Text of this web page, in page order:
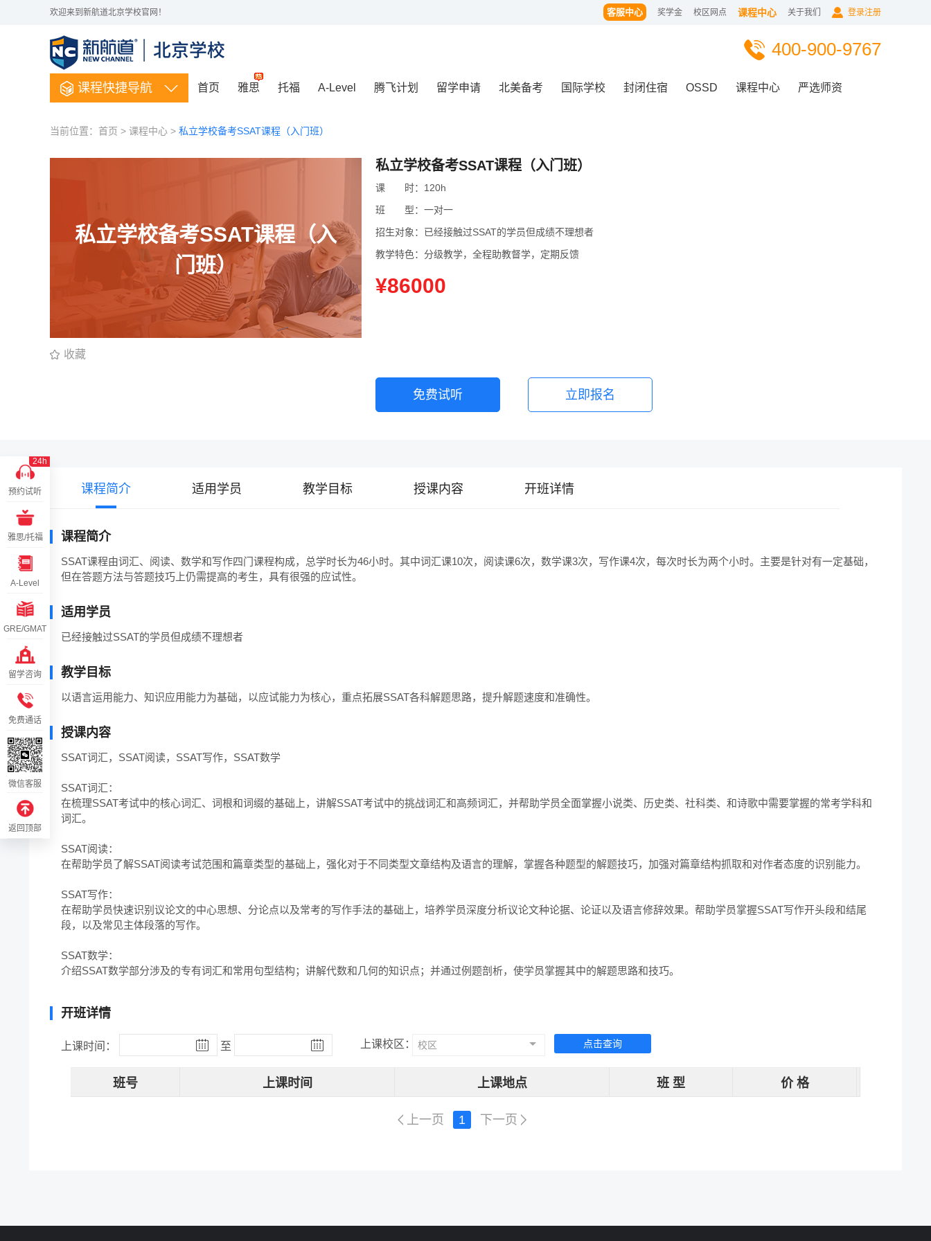
欢迎来到新航道北京学校官网！ 登录注册
关于我们
课程中心
校区网点
奖学金
客服中心
400-900-9767
课程快捷导航 首页 雅思 托福 A-Level 腾飞计划 留学申请 北美备考 国际学校 封闭住宿 OSSD 课程中心 严选师资
当前位置： 首页 > 课程中心 > 私立学校备考SSAT课程（入门班）
私立学校备考SSAT课程（入
门班）
收藏
私立学校备考SSAT课程（入门班）
课 时： 120h
班
型： 一对一
招生对象： 已经接触过SSAT的学员但成绩不理想者
教学特色： 分级教学，全程助教督学，定期反馈
¥86000
免费试听 立即报名
课程简介 适用学员 教学目标 授课内容 开班详情
课程简介
SSAT课程由词汇、阅读、数学和写作四门课程构成，总学时长为46小时。其中词汇课10次，阅读课6次，数学课3次，写作课4次，每次时长为两个小时。主要是针对有一定基础，
但在答题方法与答题技巧上仍需提高的考生，具有很强的应试性。
适用学员
已经接触过SSAT的学员但成绩不理想者
教学目标
以语言运用能力、知识应用能力为基础，以应试能力为核心，重点拓展SSAT各科解题思路，提升解题速度和准确性。
授课内容
SSAT词汇，SSAT阅读，SSAT写作，SSAT数学
SSAT词汇：
在梳理SSAT考试中的核心词汇、词根和词缀的基础上，讲解SSAT考试中的挑战词汇和高频词汇，并帮助学员全面掌握小说类、历史类、社科类、和诗歌中需要掌握的常考学科和
词汇。
SSAT阅读：
在帮助学员了解SSAT阅读考试范围和篇章类型的基础上，强化对于不同类型文章结构及语言的理解，掌握各种题型的解题技巧，加强对篇章结构抓取和对作者态度的识别能力。
SSAT写作：
在帮助学员快速识别议论文的中心思想、分论点以及常考的写作手法的基础上，培养学员深度分析议论文种论据、论证以及语言修辞效果。帮助学员掌握SSAT写作开头段和结尾
段，以及常见主体段落的写作。
SSAT数学：
介绍SSAT数学部分涉及的专有词汇和常用句型结构；讲解代数和几何的知识点；并通过例题剖析，使学员掌握其中的解题思路和技巧。
开班详情
上课时间： 至 上课校区： 校区 点击查询
班号 上课时间 上课地点 班 型 价 格
上一页 1 下一页
24h
预约试听
雅思/托福
A-Level
GRE/GMAT
留学咨询
免费通话
微信客服
返回顶部